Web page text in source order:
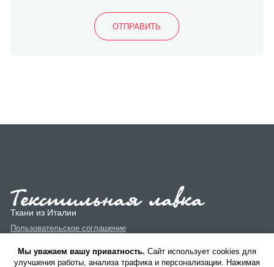
Ткани из Италии
Пользовательское соглашение
Политика конфиденциальности
Мы уважаем вашу приватность. Cайт использует cookies для
улучшения работы, анализа трафика и персонализации. Нажимая